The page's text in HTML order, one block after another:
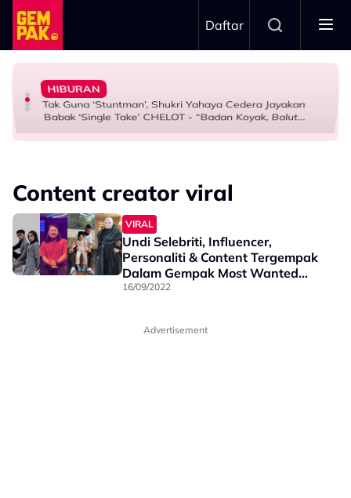
Skip to main content
Daftar
HIBURAN
Netizen Restu! Semua Tak Sabar Nak Saksikan Kudrat
1968
HIBURAN
Tak Guna ‘Stuntman’, Shukri Yahaya Cedera Jayakan
Babak ‘Single Take’ CHELOT - “Badan Koyak, Balut
Terus Sambung”
HIBURAN
Bawa Anak Ke Klinik, Syasya Rizal Terkejut Dikenali
Doktor
HIBURAN
Aisha Retno Terkilan ‘Tak Adil’ Didakwa Hasil Ciptaan AI
- “Penat-Penat Nangis…”
Content creator viral
VIRAL
Undi Selebriti, Influencer,
Personaliti & Content Tergempak
Dalam Gempak Most Wanted
2022!
16/09/2022
Advertisement